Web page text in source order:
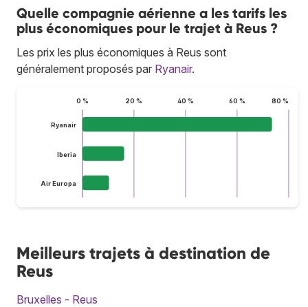
Quelle compagnie aérienne a les tarifs les
plus économiques pour le trajet à Reus ?
Les prix les plus économiques à Reus sont
généralement proposés par Ryanair.
0 % 20 % 40 % 60 % 80 %
Ryanair
Iberia
Air Europa
Meilleurs trajets à destination de
Reus
Bruxelles - Reus